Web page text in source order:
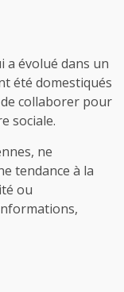
a évolué dans un
été domestiqués
collaborer pour
sociale.
ne
tendance à la
ou